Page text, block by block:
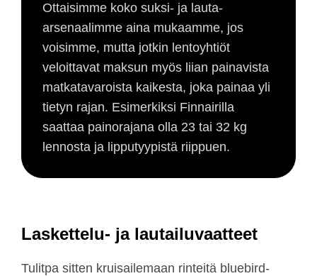
Ottaisimme koko suksi- ja lauta-
arsenaalimme aina mukaamme, jos
voisimme, mutta jotkin lentoyhtiöt
veloittavat maksun myös liian painavista
matkatavaroista kaikesta, joka painaa yli
tietyn rajan. Esimerkiksi Finnairilla
saattaa painorajana olla 23 tai 32 kg
lennosta ja lipputyypistä riippuen.
Laskettelu- ja lautailuvaatteet
Tulitpa sitten kruisailemaan rinteitä bluebird-